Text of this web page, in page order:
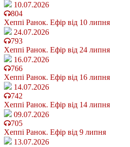
10.07.2026
804
Хеппі Ранок. Ефір від 10 липня
24.07.2026
793
Хеппі Ранок. Ефір від 24 липня
16.07.2026
766
Хеппі Ранок. Ефір від 16 липня
14.07.2026
742
Хеппі Ранок. Ефір від 14 липня
09.07.2026
705
Хеппі Ранок. Ефір від 9 липня
13.07.2026